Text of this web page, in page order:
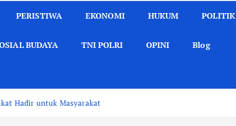
PERISTIWA EKONOMI HUKUM POLITIK
BUDAYA TNI POLRI OPINI Blog
Hadir untuk Masyarakat